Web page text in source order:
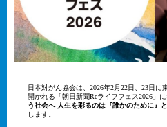
日本対がん協会は、2026年2月22日、23日
開かれる「朝日新聞Reライフフェス2026」に
う社会へ 人生を彩るのは『誰かのために』と
します。